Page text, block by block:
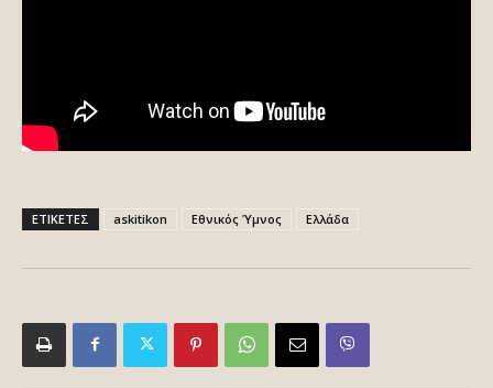
ΕΤΙΚΕΤΕΣ askitikon Εθνικός Ύμνος Ελλάδα